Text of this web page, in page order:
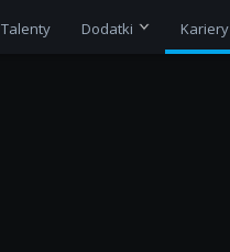
Talenty Dodatki Kariery